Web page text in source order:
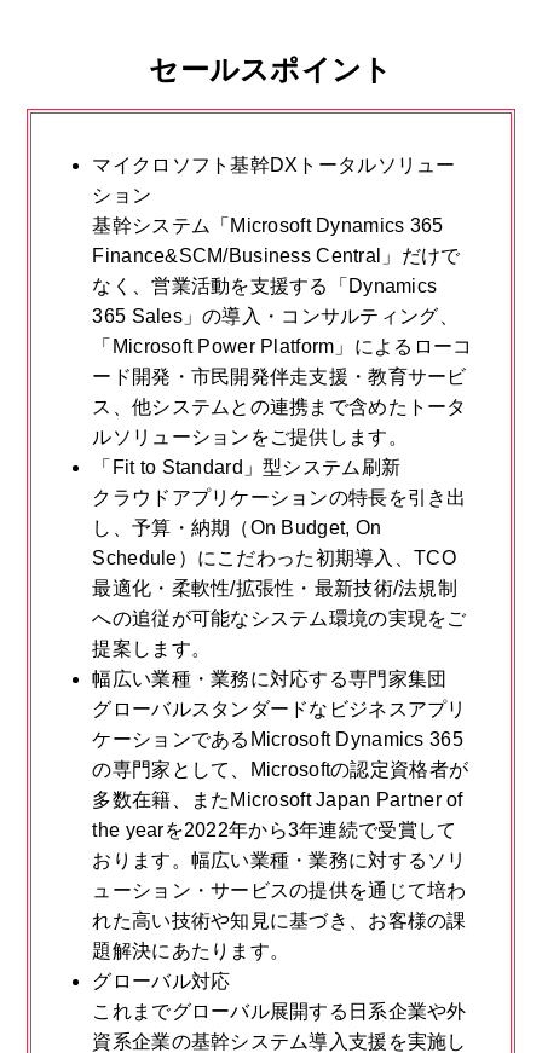
セールスポイント
マイクロソフト基幹DXトータルソリュー
ション
基幹システム「Microsoft Dynamics 365
Finance&SCM/Business Central」だけで
なく、営業活動を支援する「Dynamics
365 Sales」の導入・コンサルティング、
「Microsoft Power Platform」によるローコ
ード開発・市民開発伴走支援・教育サービ
ス、他システムとの連携まで含めたトータ
ルソリューションをご提供します。
「Fit to Standard」型システム刷新
クラウドアプリケーションの特長を引き出
し、予算・納期（On Budget, On
Schedule）にこだわった初期導入、TCO
最適化・柔軟性/拡張性・最新技術/法規制
への追従が可能なシステム環境の実現をご
提案します。
幅広い業種・業務に対応する専門家集団
グローバルスタンダードなビジネスアプリ
ケーションであるMicrosoft Dynamics 365
の専門家として、Microsoftの認定資格者が
多数在籍、またMicrosoft Japan Partner of
the yearを2022年から3年連続で受賞して
おります。幅広い業種・業務に対するソリ
ューション・サービスの提供を通じて培わ
れた高い技術や知見に基づき、お客様の課
題解決にあたります。
グローバル対応
これまでグローバル展開する日系企業や外
資系企業の基幹システム導入支援を実施し